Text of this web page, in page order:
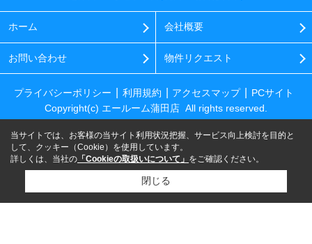
ホーム 会社概要
お問い合わせ 物件リクエスト
プライバシーポリシー 利用規約 アクセスマップ
PCサイト
Copyright(c) エールーム蒲田店 All rights reserved.
当サイトでは、お客様の当サイト利用状況把握、サービス向上検討を目的と
して、クッキー（Cookie）を使用しています。
詳しくは、当社の 「Cookieの取扱いについて」 をご確認ください。
閉じる